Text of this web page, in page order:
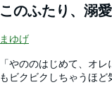
このふたり、溺
まゆげ
「やののはじめて、オ
もビクビクしちゃうほ